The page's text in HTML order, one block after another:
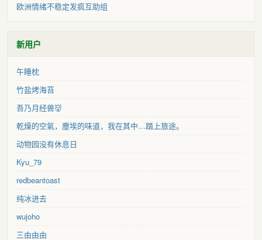
欧洲情绪不稳定发疯互助组
新用户
午睡枕
竹盐烤海苔
吾乃月经兽👹
乾燥的空氣，塵埃的味道，我在其中…踏上旅途。
动物园没有休息日
Kyu_79
redbeantoast
纯冰进去
wujoho
三由由由